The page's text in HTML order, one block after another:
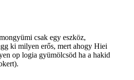
csak egy eszköz,
ki milyen erős, mert ahogy Hiei
op logia gyümölcsöd ha a hakid